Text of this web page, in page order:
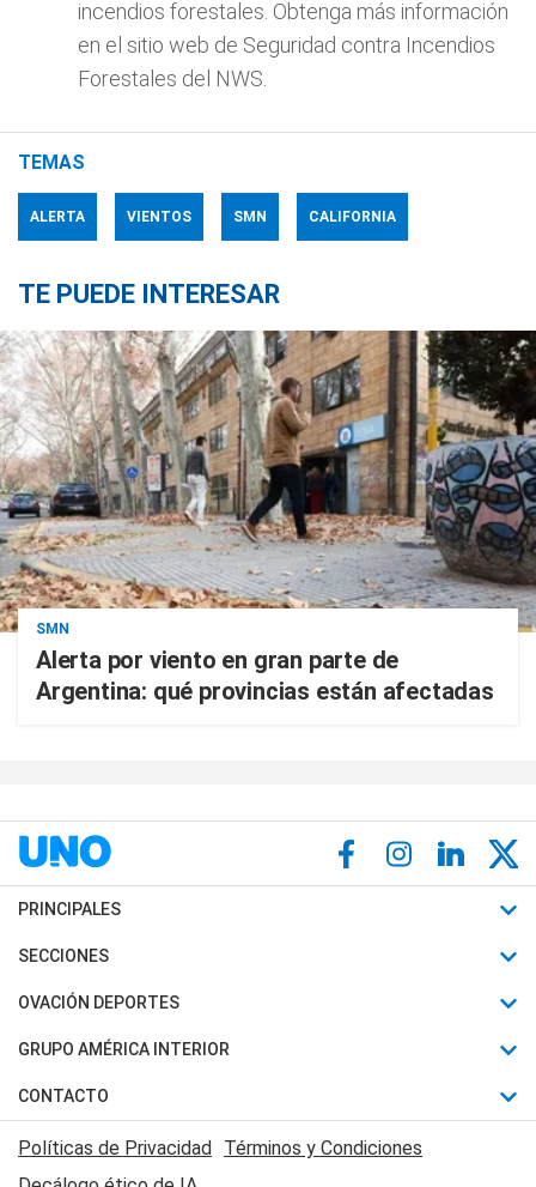
incendios forestales. Obtenga más información
en el sitio web de Seguridad contra Incendios
Forestales del NWS.
TEMAS
ALERTA VIENTOS SMN CALIFORNIA
TE PUEDE INTERESAR
SMN
Alerta por viento en gran parte de
Argentina: qué provincias están afectadas
PRINCIPALES
Últimas Noticias
Política
Judiciales
Economia
SECCIONES
Horóscopo
Motores
Trucos caseros
Series y Películas
OVACIÓN DEPORTES
Fútbol
Mundial
Automovilismo
Rugby
GRUPO AMÉRICA INTERIOR
Canal 7 en Vivo
CONTACTO
Acerca de Nosotros
Contactanos
Políticas de Privacidad Términos y Condiciones